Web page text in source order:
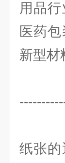
用品
医药
新型材
纸张